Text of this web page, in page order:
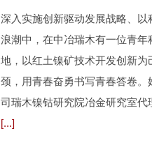
深入实施创新驱动发展战略、
浪潮中，在中冶瑞木有一位青
地，以红土镍矿技术开发创新
颈，用青春奋勇书写青春答卷
司瑞木镍钴研究院冶金研究室
[...]